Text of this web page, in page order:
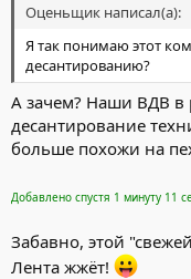
Оценьщик написал(а):
Я так понимаю этот
десантированию?
А зачем? Наши ВДВ в
десантирование
больше похожи на
Добавлено спустя 1 минуту 11
Забавно, этой
Лента жжёт!